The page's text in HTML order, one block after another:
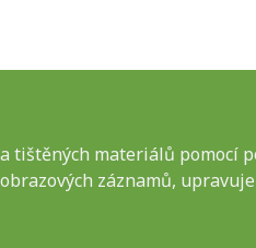
materiálů pomocí
záznamů,